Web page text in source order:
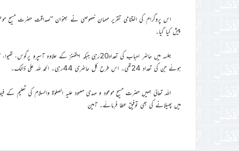
اس پروگرام کی اختتامی تقریر مہمان خصوصی نے بعنوان ’’صداقت حضرت مسیح
پیش کیا گیا۔
جلسہ میں حاضر احباب کی تعداد20رہی جبکہ ایتھنز کے
ہوئے جن کی تعداد 24تھی۔ اس طرح کل حاضری 44رہی۔ الحمد للہ علی ذالک۔
اللہ تعالیٰ ہمیں حضرت مسیح موعود و مہدی معہود علیہ الصلوٰۃ والسلام کی
میں پھیلانے کی بھی توفیق عطا فرمائے۔ آمین